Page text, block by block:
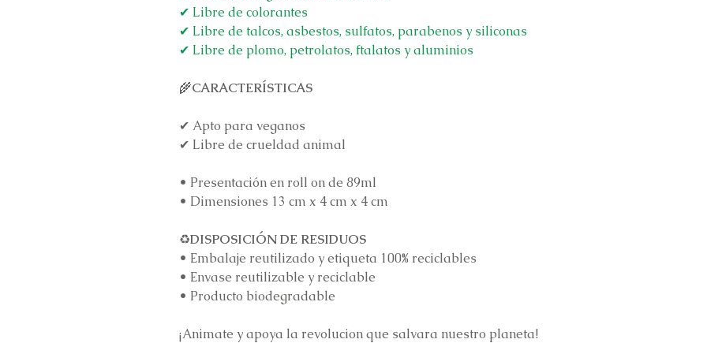
✔ Libre de colorantes
✔ Libre de talcos, asbestos, sulfatos, parabenos y siliconas
✔ Libre de plomo, petrolatos, ftalatos y aluminios
🌾CARACTERÍSTICAS
✔ Apto para veganos
✔ Libre de crueldad animal
• Presentación en roll on de 89ml
• Dimensiones 13 cm x 4 cm x 4 cm
♻️DISPOSICIÓN DE RESIDUOS
• Embalaje reutilizado y etiqueta 100% reciclables
• Envase reutilizable y reciclable
• Producto biodegradable
¡Animate y apoya la revolucion que salvara nuestro planeta!